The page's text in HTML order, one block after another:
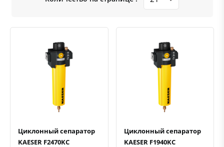
Быстрый просмотрДобавить к сравнению
Циклонный сепаратор
KAESER F2470KC
Быстрый просмотрДобавить к сравнению
Циклонный сепаратор
KAESER F1940KC